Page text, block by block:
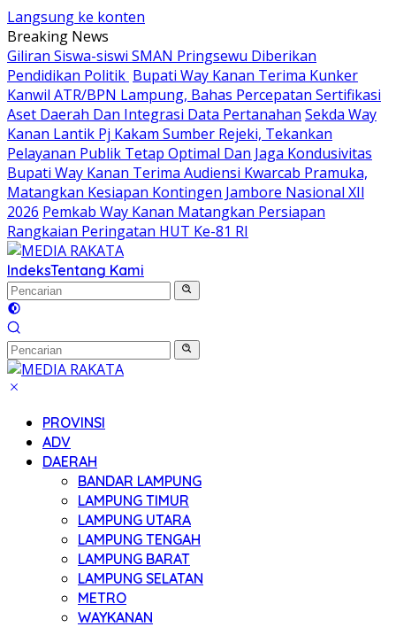
Langsung ke konten
Breaking News
Giliran Siswa-siswi SMAN Pringsewu Diberikan
Pendidikan Politik Bupati Way Kanan Terima Kunker
Kanwil ATR/BPN Lampung, Bahas Percepatan Sertifikasi
Aset Daerah Dan Integrasi Data Pertanahan Sekda Way
Kanan Lantik Pj Kakam Sumber Rejeki, Tekankan
Pelayanan Publik Tetap Optimal Dan Jaga Kondusivitas
Bupati Way Kanan Terima Audiensi Kwarcab Pramuka,
Matangkan Kesiapan Kontingen Jambore Nasional XIl
2026 Pemkab Way Kanan Matangkan Persiapan
Rangkaian Peringatan HUT Ke-81 RI
IndeksTentang Kami
PROVINSI
ADV
DAERAH
BANDAR LAMPUNG
LAMPUNG TIMUR
LAMPUNG UTARA
LAMPUNG TENGAH
LAMPUNG BARAT
LAMPUNG SELATAN
METRO
WAYKANAN